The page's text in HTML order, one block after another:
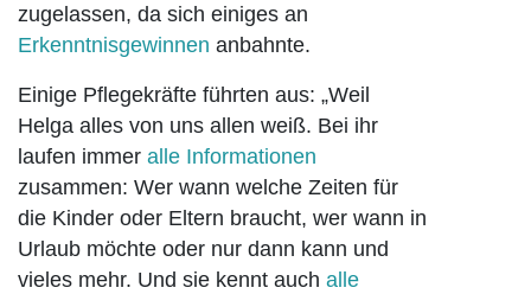
zugelassen, da sich einiges an
Erkenntnisgewinnen anbahnte.
Einige Pflegekräfte führten aus: „Weil
Helga alles von uns allen weiß. Bei ihr
laufen immer alle Informationen
zusammen: Wer wann welche Zeiten für
die Kinder oder Eltern braucht, wer wann in
Urlaub möchte oder nur dann kann und
vieles mehr. Und sie kennt auch alle